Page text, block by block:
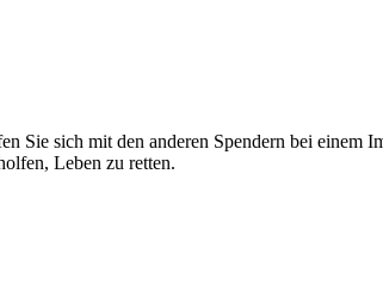
Sie sich mit den anderen Spendern bei einem
Leben zu retten.